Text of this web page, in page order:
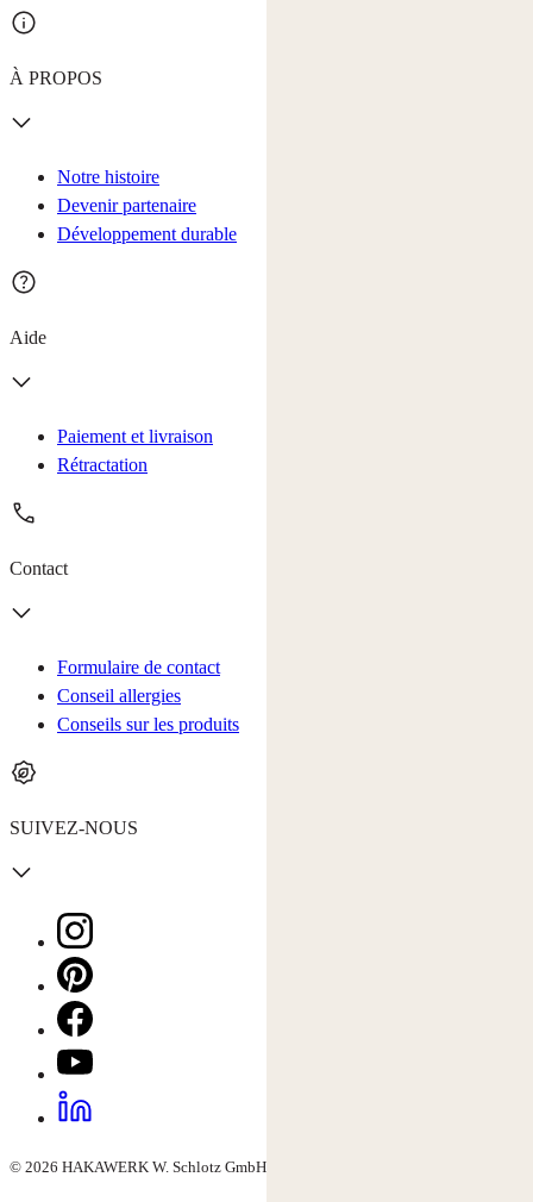
À PROPOS
Notre histoire
Devenir partenaire
Développement durable
Aide
Paiement et livraison
Rétractation
Contact
Formulaire de contact
Conseil allergies
Conseils sur les produits
SUIVEZ-NOUS
© 2026 HAKAWERK W. Schlotz GmbH